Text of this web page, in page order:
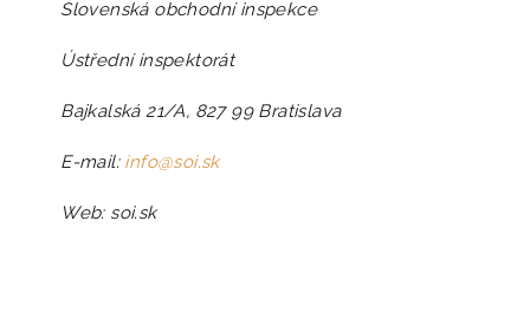
Slovenská obchodní inspekce
Ústřední inspektorát
Bajkalská 21/A, 827 99 Bratislava
E-mail: info@soi.sk
Web: soi.sk